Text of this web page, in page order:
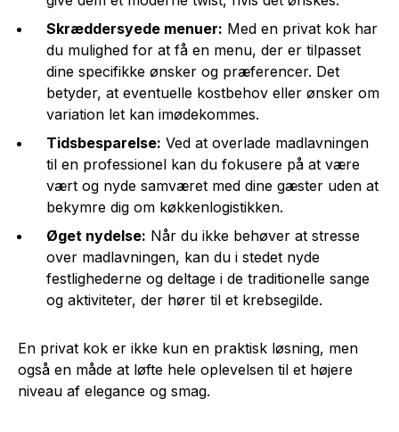
Skræddersyede menuer: Med en privat kok har
du mulighed for at få en menu, der er tilpasset
dine specifikke ønsker og præferencer. Det
betyder, at eventuelle kostbehov eller ønsker om
variation let kan imødekommes.
Tidsbesparelse: Ved at overlade madlavningen
til en professionel kan du fokusere på at være
vært og nyde samværet med dine gæster uden at
bekymre dig om køkkenlogistikken.
Øget nydelse: Når du ikke behøver at stresse
over madlavningen, kan du i stedet nyde
festlighederne og deltage i de traditionelle sange
og aktiviteter, der hører til et krebsegilde.
En privat kok er ikke kun en praktisk løsning, men
også en måde at løfte hele oplevelsen til et højere
niveau af elegance og smag.